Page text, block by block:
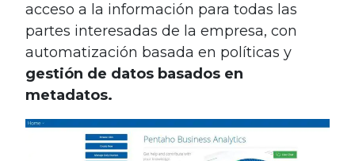
acceso a la información para todas las
partes interesadas de la empresa, con
automatización basada en políticas y
gestión de datos basados en
metadatos.